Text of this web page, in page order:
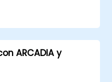
con las
basadas en
los impactos de la
procesos y
Comprender la
continuidad digital
ARCADIA y